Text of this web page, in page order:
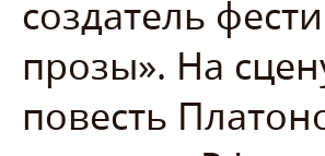
создатель
прозы». На
повесть